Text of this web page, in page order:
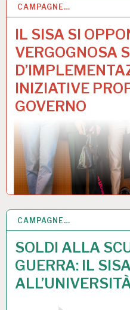
CAMPAGNE…
IL SISA SI
VERGOGNOSA
INIZIATIVE
GOVERNO
28 APR 2026
CAMPAGNE…
SOLDI ALLA
GUERRA: IL
9 MAR 2026